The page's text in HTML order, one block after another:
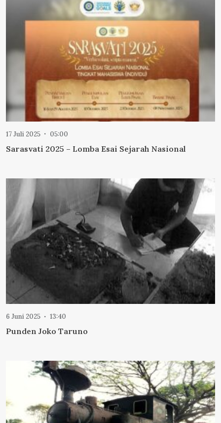
17 Juli 2025 05:00
Sarasvati 2025 – Lomba Esai Sejarah Nasional
6 Juni 2025 13:40
Punden Joko Taruno